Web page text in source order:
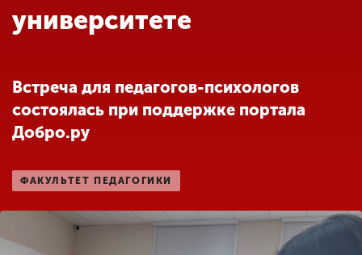
Другие виды
деятельности
Студенческая жизнь
университете
Встреча для педагогов-психологов
состоялась при поддержке портала
Добро.ру
ФАКУЛЬТЕТ ПЕДАГОГИКИ